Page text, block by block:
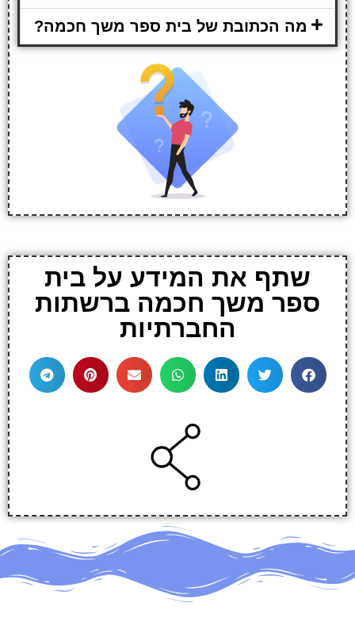
מה הכתובת של בית ספר משך חכמה?
שתף את המידע על בית
ספר משך חכמה ברשתות
החברתיות